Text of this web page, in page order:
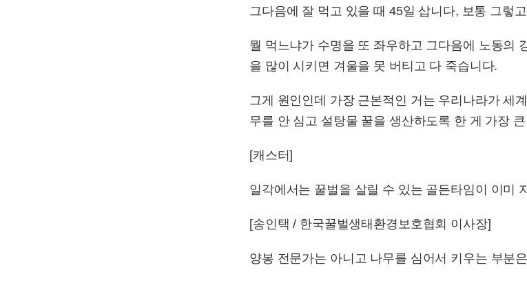
그다음에 잘 먹고 있을 때 45일 삽니다, 보통 그렇
뭘 먹느냐가 수명을 또 좌우하고 그다음에 노동의
을 많이 시키면 겨울을 못 버티고 다 죽습니다.
그게 원인인데 가장 근본적인 거는 우리나라가 세
무를 안 심고 설탕물 꿀을 생산하도록 한 게 가장
[캐스터]
일각에서는 꿀벌을 살릴 수 있는 골든타임이 이미
[송인택 / 한국꿀벌생태환경보호협회 이사장]
양봉 전문가는 아니고 나무를 심어서 키우는 부분